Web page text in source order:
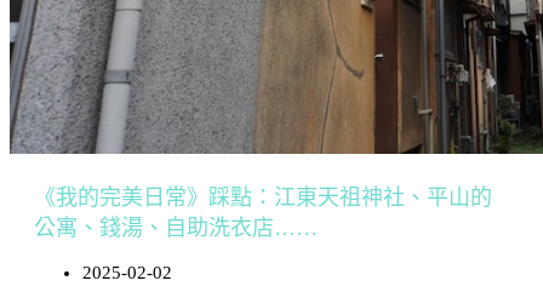
《我的完美日常》踩點：江東天祖神社、平山的
公寓、錢湯、自助洗衣店……
2025-02-02